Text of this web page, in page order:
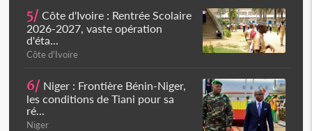
5/ Côte d'Ivoire : Rentrée Scolaire
2026-2027, vaste opération
d'éta...
Côte d'Ivoire
6/ Niger : Frontière Bénin-Niger,
les conditions de Tiani pour sa
ré...
Niger